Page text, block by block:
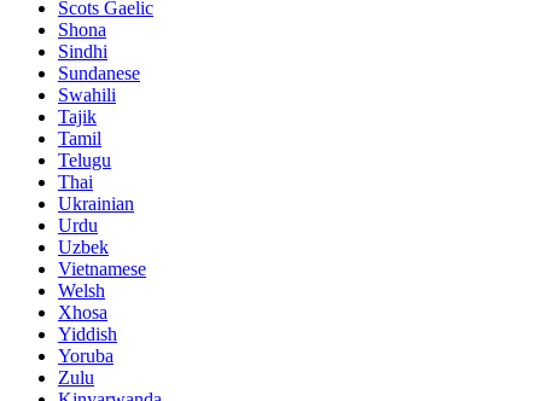
Scots Gaelic
Shona
Sindhi
Sundanese
Swahili
Tajik
Tamil
Telugu
Thai
Ukrainian
Urdu
Uzbek
Vietnamese
Welsh
Xhosa
Yiddish
Yoruba
Zulu